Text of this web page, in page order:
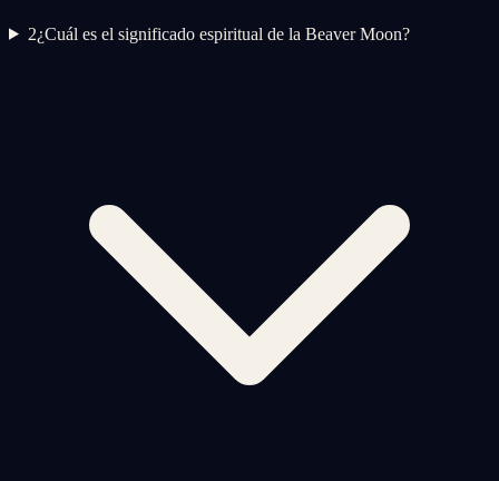
2¿Cuál es el significado espiritual de la Beaver Moon?